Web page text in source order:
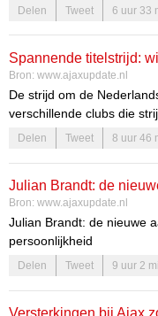
gekomen, vooral wat
steeds duidelijker dat het
essentieel om de
van het seizoen te behalen.
Delen Tweet 6 uur 33
Spannende titelstrijd:
Nederland?
Bron: www.ajaxupdate.nl
De strijd om de
verschillende clubs die
voorspellingen van
niet alleen spannend te
wat de competitie gaat
Delen Tweet 8 uur 46
Julian Brandt: de
persoonlijkheid
Bron: www.ajaxupdate.nl
Julian Brandt: de nieuwe
persoonlijkheid
Introductie van Julian
Delen Tweet 9 uur 2
Versterkingen bij Ajax